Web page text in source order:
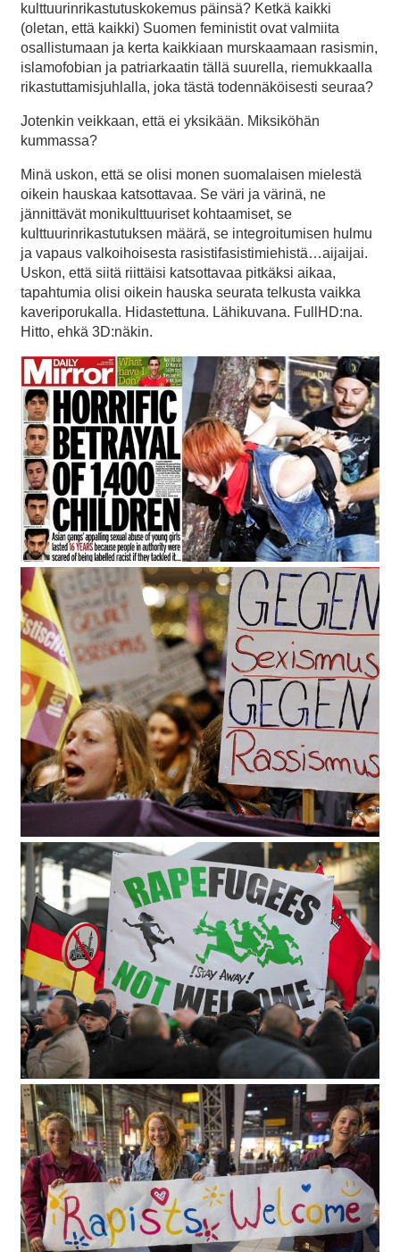
kulttuurinrikastutuskokemus päinsä? Ketkä kaikki
(oletan, että kaikki) Suomen feministit ovat valmiita
osallistumaan ja kerta kaikkiaan murskaamaan rasismin,
islamofobian ja patriarkaatin tällä suurella, riemukkaalla
rikastuttamisjuhlalla, joka tästä todennäköisesti seuraa?
Jotenkin veikkaan, että ei yksikään. Miksiköhän
kummassa?
Minä uskon, että se olisi monen suomalaisen mielestä
oikein hauskaa katsottavaa. Se väri ja värinä, ne
jännittävät monikulttuuriset kohtaamiset, se
kulttuurinrikastutuksen määrä, se integroitumisen hulmu
ja vapaus valkoihoisesta rasistifasistimiehistä…aijaijai.
Uskon, että siitä riittäisi katsottavaa pitkäksi aikaa,
tapahtumia olisi oikein hauska seurata telkusta vaikka
kaveriporukalla. Hidastettuna. Lähikuvana. FullHD:na.
Hitto, ehkä 3D:näkin.